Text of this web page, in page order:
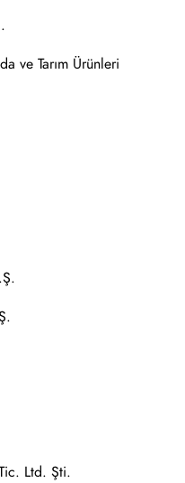
ve Tarım Ürünleri
Ltd. Şti.